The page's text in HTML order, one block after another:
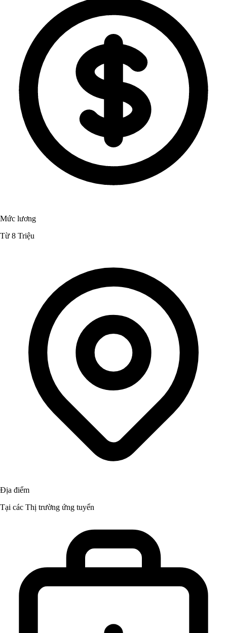
Mức lương
Từ 8 Triệu
Địa điểm
Tại các Thị trường ứng tuyển